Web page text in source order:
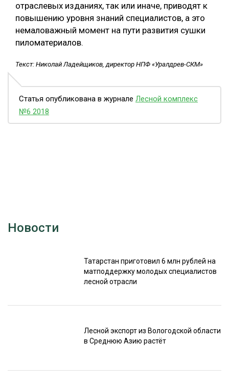
отраслевых изданиях, так или иначе, приводят к
повышению уровня знаний специалистов, а это
немаловажный момент на пути развития сушки
пиломатериалов.
Текст: Николай Ладейщиков, директор НПФ «Уралдрев-СКМ»
Статья опубликована в журнале Лесной комплекс
№6 2018
Новости
Татарстан приготовил 6 млн рублей на
матподдержку молодых специалистов
лесной отрасли
Лесной экспорт из Вологодской области
в Среднюю Азию растёт